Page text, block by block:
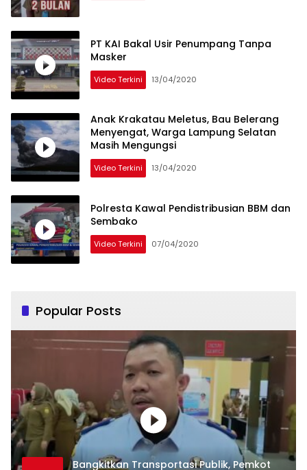
PT KAI Bakal Usir Penumpang Tanpa
Masker
Video Terkini 13/04/2020
Anak Krakatau Meletus, Bau Belerang
Menyengat, Warga Lampung Selatan
Masih Mengungsi
Video Terkini 13/04/2020
Polresta Kawal Pendistribusian BBM dan
Sembako
Video Terkini 07/04/2020
Popular Posts
Bangkitkan Transportasi Publik, Pemkot